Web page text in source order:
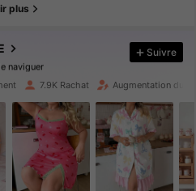
plus
naviguer
Suivre
7.9K Rachat Augmentation du